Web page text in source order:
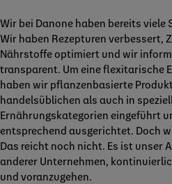
Wir bei Danone haben bereits
Wir haben Rezepturen verbessert,
Nährstoffe optimiert und wir
transparent. Um eine flexitarische
haben wir pflanzenbasierte
handelsüblichen als auch in
Ernährungskategorien eingeführt
entsprechend ausgerichtet. Doch
Das reicht noch nicht. Es ist unser
anderer Unternehmen,
und voranzugehen.